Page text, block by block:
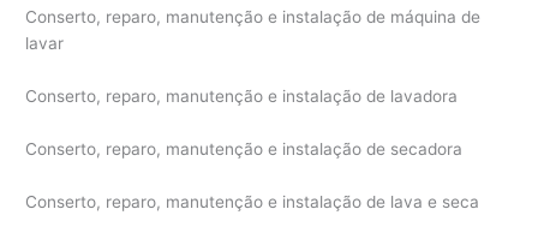
Conserto, reparo, manutenção e instalação de máquina de
lavar
Conserto, reparo, manutenção e instalação de lavadora
Conserto, reparo, manutenção e instalação de secadora
Conserto, reparo, manutenção e instalação de lava e seca